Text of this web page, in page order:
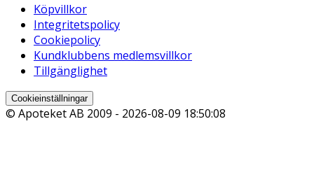
Köpvillkor
Integritetspolicy
Cookiepolicy
Kundklubbens medlemsvillkor
Tillgänglighet
Cookieinställningar
© Apoteket AB 2009 - 2026-08-09 18:50:08